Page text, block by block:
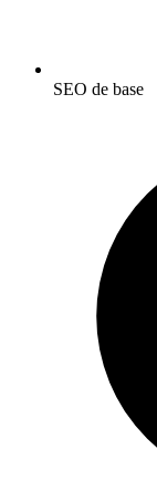
SEO de base